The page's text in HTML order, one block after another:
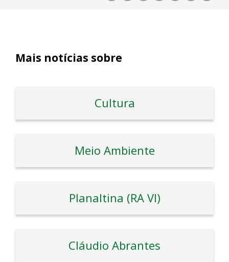
Mais notícias sobre
Cultura
Meio Ambiente
Planaltina (RA VI)
Cláudio Abrantes